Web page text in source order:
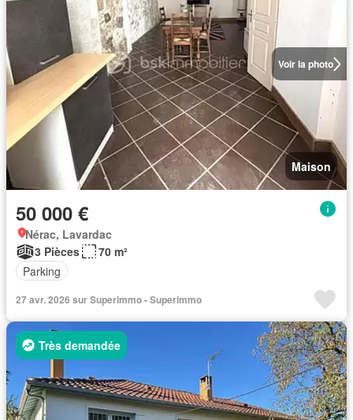
Voir la photo
Maison
50 000 €
Nérac, Lavardac
3 Pièces
70 m²
Parking
27 avr. 2026 sur Superimmo - Superimmo
Très demandée